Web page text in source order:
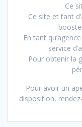
Ce
Ce site et tant
En tant
service
Pour obtenir la
Pour avoir un
disposition,